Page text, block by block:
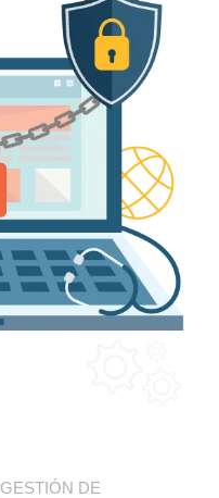
GESTIÓN DE